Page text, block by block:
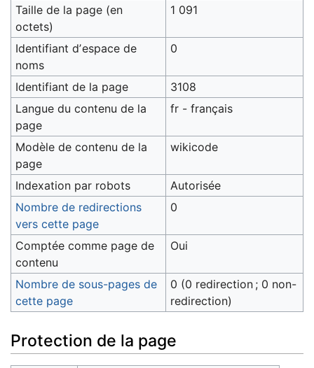
Taille de la page (en
octets)
1 091
Identifiant dʼespace de
noms
0
Identifiant de la page
3108
Langue du contenu de la
page
fr - français
Modèle de contenu de la
page
wikicode
Indexation par robots
Autorisée
Nombre de redirections
vers cette page
0
Comptée comme page de
contenu
Oui
Nombre de sous-pages de
cette page
0 (0 redirection ; 0 non-
redirection)
Protection de la page